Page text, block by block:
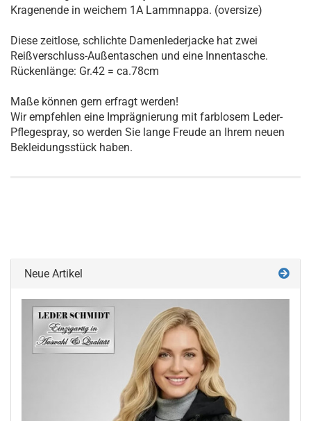
Kragenende in weichem 1A Lammnappa. (oversize)
Diese zeitlose, schlichte Damenlederjacke hat zwei
Reißverschluss-Außentaschen und eine Innentasche.
Rückenlänge: Gr.42 = ca.78cm
Maße können gern erfragt werden!
Wir empfehlen eine Imprägnierung mit farblosem Leder-
Pflegespray, so werden Sie lange Freude an Ihrem neuen
Bekleidungsstück haben.
Neue Artikel